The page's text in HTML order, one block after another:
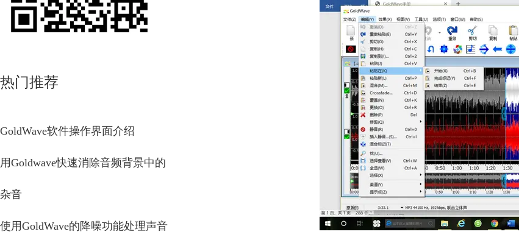
热门推荐
GoldWave软件操作界面介绍
用Goldwave快速消除音频背景中的
杂音
使用GoldWave的降噪功能处理声音